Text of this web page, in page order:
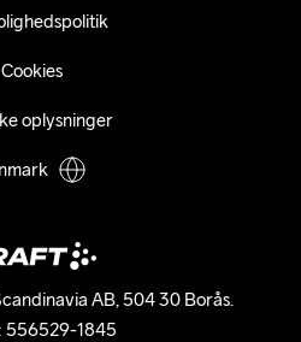
AB, 504 30 Borås.
556529-1845
Cookies
oplysninger